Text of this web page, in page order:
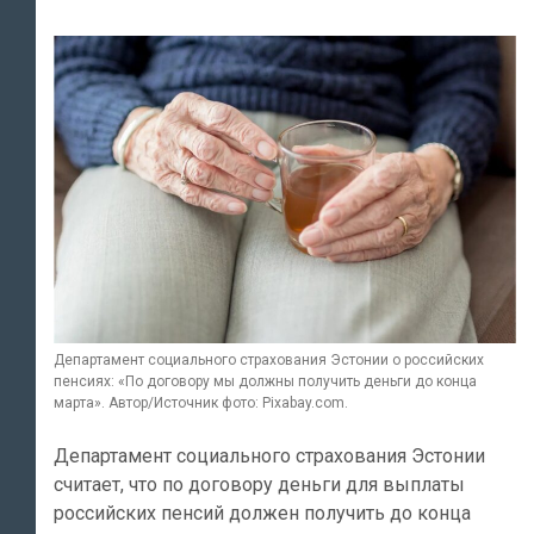
Департамент социального страхования Эстонии о российских
пенсиях: «По договору мы должны получить деньги до конца
марта». Автор/Источник фото: Pixabay.com.
Департамент социального страхования Эстонии
считает, что по договору деньги для выплаты
российских пенсий должен получить до конца